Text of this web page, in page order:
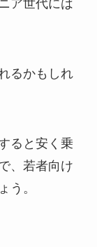
ア世代には
るかもしれ
ると安く乗
、若者向け
う。